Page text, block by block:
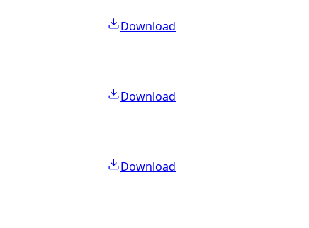
Download
Download
Download